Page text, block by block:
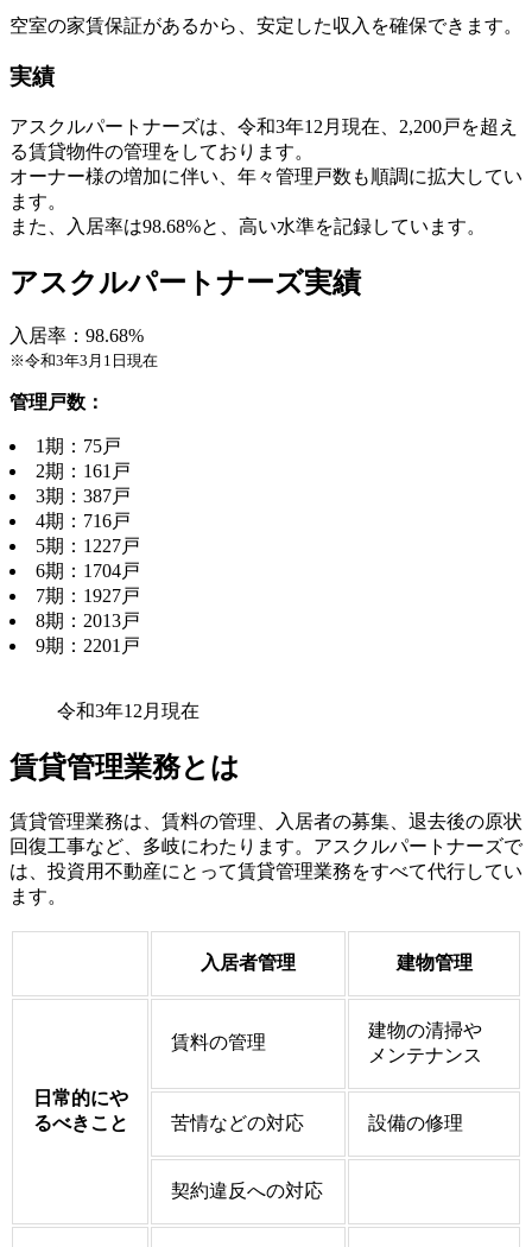
空室の家賃保証があるから、安定した収入を確保できます。
実績
アスクルパートナーズは、令和3年12月現在、2,200戸を超え
る賃貸物件の管理をしております。
オーナー様の増加に伴い、年々管理戸数も順調に拡大してい
ます。
また、入居率は98.68%と、高い水準を記録しています。
アスクルパートナーズ実績
入居率：98.68%
※令和3年3月1日現在
管理戸数：
1期：75戸
2期：161戸
3期：387戸
4期：716戸
5期：1227戸
6期：1704戸
7期：1927戸
8期：2013戸
9期：2201戸
令和3年12月現在
賃貸管理業務とは
賃貸管理業務は、賃料の管理、入居者の募集、退去後の原状
回復工事など、多岐にわたります。アスクルパートナーズで
は、投資用不動産にとって賃貸管理業務をすべて代行してい
ます。
入居者管理 建物管理
日常的にや
るべきこと
賃料の管理
建物の清掃や
メンテナンス
苦情などの対応 設備の修理
契約違反への対応